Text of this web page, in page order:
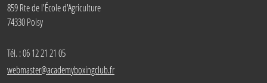
859 Rte de l'École d'Agriculture
74330Poisy
Tél. :06 12 21 21 05
webmaster@academyboxingclub.fr